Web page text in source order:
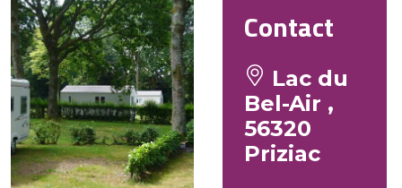
Contact
Lac du
Bel-Air ,
56320
Priziac